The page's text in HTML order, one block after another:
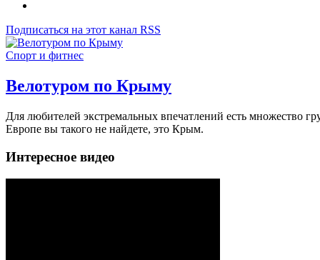
Подписаться на этот канал RSS
Спорт и фитнес
Велотуром по Крыму
Для любителей экстремальных впечатлений есть множество
Европе вы такого не найдете, это Крым.
Интересное видео